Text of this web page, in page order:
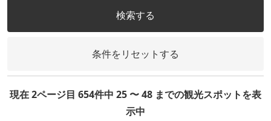
検索する
条件をリセットする
現在 2ページ目 654件中 25 〜 48 までの観光スポットを表
示中